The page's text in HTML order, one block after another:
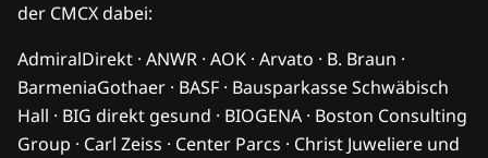
der CMCX dabei:
AdmiralDirekt · ANWR · AOK · Arvato · B. Braun ·
BarmeniaGothaer · BASF · Bausparkasse Schwäbisch
Hall · BIG direkt gesund · BIOGENA · Boston Consulting
Group · Carl Zeiss · Center Parcs · Christ Juweliere und